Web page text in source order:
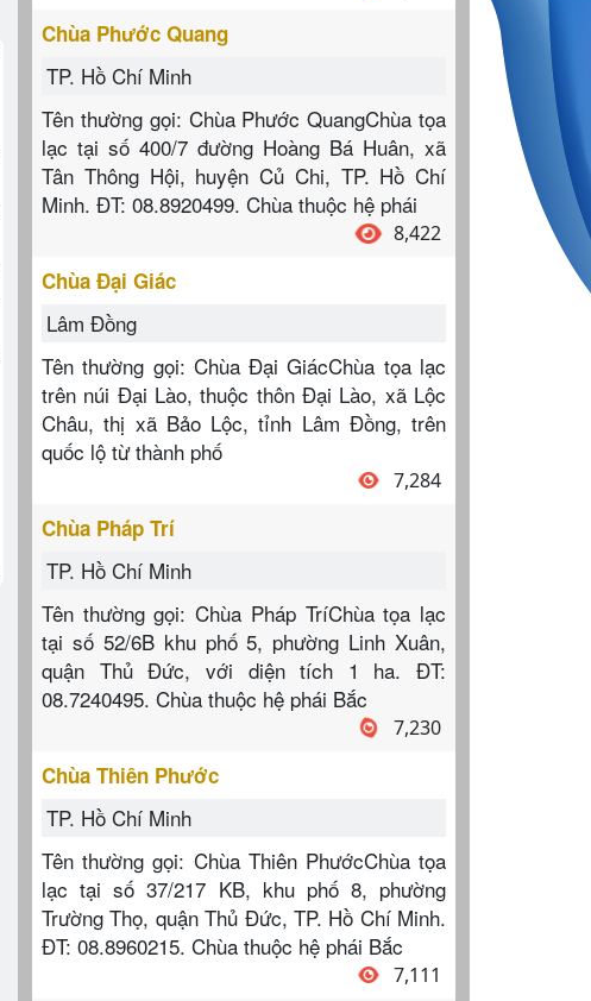
Chùa Phước Quang
TP. Hồ Chí Minh
Tên thường gọi: Chùa Phước QuangChùa tọa
lạc tại số 400/7 đường Hoàng Bá Huân, xã
Tân Thông Hội, huyện Củ Chi, TP. Hồ Chí
Minh. ĐT: 08.8920499. Chùa thuộc hệ phái
8,422
Chùa Đại Giác
Lâm Đồng
Tên thường gọi: Chùa Đại GiácChùa tọa lạc
trên núi Đại Lào, thuộc thôn Đại Lào, xã Lộc
Châu, thị xã Bảo Lộc, tỉnh Lâm Đồng, trên
quốc lộ từ thành phố
7,284
Chùa Pháp Trí
TP. Hồ Chí Minh
Tên thường gọi: Chùa Pháp TríChùa tọa lạc
tại số 52/6B khu phố 5, phường Linh Xuân,
quận Thủ Đức, với diện tích 1 ha. ĐT:
08.7240495. Chùa thuộc hệ phái Bắc
7,230
Chùa Thiên Phước
TP. Hồ Chí Minh
Tên thường gọi: Chùa Thiên PhướcChùa tọa
lạc tại số 37/217 KB, khu phố 8, phường
Trường Thọ, quận Thủ Đức, TP. Hồ Chí Minh.
ĐT: 08.8960215. Chùa thuộc hệ phái Bắc
7,111